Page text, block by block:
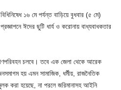
১৬ মে পর্যন্ত বাড়িয়ে বুধবার (৫ মে)
ঈদের ছুটি ধার্য ও করোনায় বাধ্যবাধকতার
চলবে। তবে এক জেলা থেকে আরেক
হয় এমন সামাজিক, ধর্মীয়, রাজনৈতিক
করা হয়েছে, না পরলে জরিমানাসহ আইনি